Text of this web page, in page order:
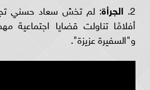
2. الجرأة: لم تخش سعاد حسني
أفلامًا تناولت قضايا
و"السفيرة عزيزة".